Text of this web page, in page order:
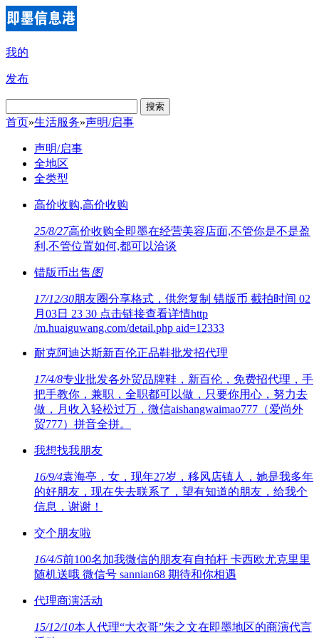
我的
发布
搜索
首页»生活服务»声明/启事
声明/启事
全地区
全类型
高价收购,高价收购
25/8/27高价收购全即墨在经营美容店面,不管你是不是盈
利,不管位置如何,都可以洽谈
错版币出售图
17/12/30朋友圈分享格式，供您复制 错版币 截拍时间 02
月03日 23 30 点击链接查看详情http
/m.huaiguwang.com/detail.php aid=12333
耐克阿迪达斯新百伦正品鞋批发招代理
17/4/8专业批发各外贸品牌鞋，新百伦，免费招代理，手
把手教你，兼职，全职都可以做，只要你用心，努力去
做，月收入轻松过万，微信aishangwaimao777（爱尚外
贸777）拼音全拼。
我想找我朋友
16/9/4袁海亭，女，现年27岁，移风店镇人，她是我多年
的好朋友，现在失去联系了，望有知道的朋友，给我个
信息，谢谢！
交个朋友啦
16/4/5前100名加我微信的朋友有自拍杆 卡西欧尤克里里
随机送哦 微信号 sannian68 期待和你相遇
代理商演活动
15/12/10本人代理“大衣哥”朱之文在即墨地区的商演代言